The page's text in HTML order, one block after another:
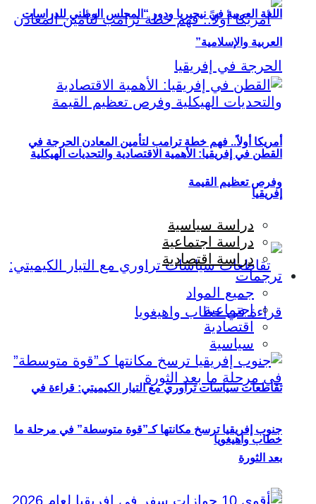
أمريكا أولاً.. فهم خطة ترامب لتأمين المعادن الحرجة في
إفريقيا
تقاطعات سياسات تراوري مع التيار الكيميتي: قراءة في
خطاب واهيغويا
اللغة العربية في نيجيريا ودور “المجلس الوطني للدراسات
العربية والإسلامية”
القطن في إفريقيا: الأهمية الاقتصادية والتحديات الهيكلية
وفرص تعظيم القيمة
دراسة سياسية
دراسة اجتماعية
دراسة اقتصادية
ترجمات
جميع المواد
اجتماعية
اقتصادية
سياسية
جنوب إفريقيا ترسخ مكانتها كـ”قوة متوسطة” في مرحلة ما
بعد الثورة